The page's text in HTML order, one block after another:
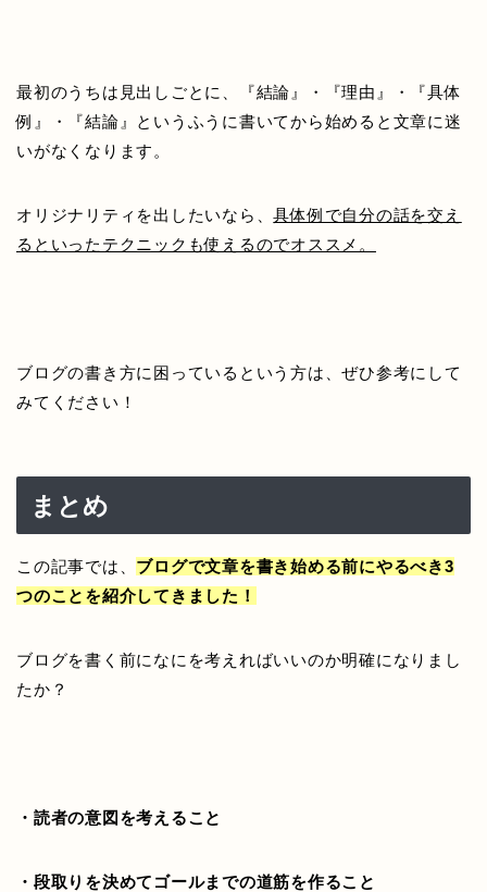
最初のうちは見出しごとに、『結論』・『理由』・『具体
例』・『結論』というふうに書いてから始めると文章に迷
いがなくなります。
オリジナリティを出したいなら、具体例で自分の話を交え
るといったテクニックも使えるのでオススメ。
ブログの書き方に困っているという方は、ぜひ参考にして
みてください！
まとめ
この記事では、 ブログで文章を書き始める前にやるべき3
つのことを紹介してきました！
ブログを書く前になにを考えればいいのか明確になりまし
たか？
・読者の意図を考えること
・段取りを決めてゴールまでの道筋を作ること